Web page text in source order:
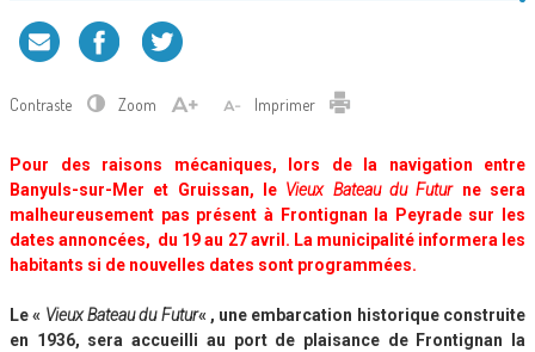
Contraste Zoom Imprimer
Pour des raisons mécaniques, lors de la navigation entre
Banyuls-sur-Mer et Gruissan, le Vieux Bateau du Futurne sera
malheureusement pas présent à Frontignan la Peyrade sur les
dates annoncées, du 19 au 27 avril. La municipalité informera les
habitants si de nouvelles dates sont programmées.
Le « Vieux Bateau du Futur« , une embarcation historique construite
en 1936, sera accueilli au port de plaisance de Frontignan la